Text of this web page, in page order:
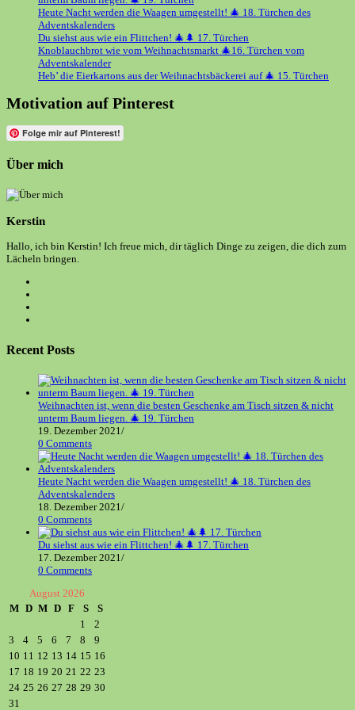
Heute Nacht werden die Waagen umgestellt! 🎄 18. Türchen des
Adventskalenders
Du siehst aus wie ein Flittchen! 🎄🌲 17. Türchen
Knoblauchbrot wie vom Weihnachtsmarkt 🎄16. Türchen vom
Adventskalender
Heb’ die Eierkartons aus der Weihnachtsbäckerei auf 🎄 15. Türchen
Motivation auf Pinterest
Folge mir auf Pinterest!
Über mich
Kerstin
Hallo, ich bin Kerstin! Ich freue mich, dir täglich Dinge zu zeigen, die dich zum
Lächeln bringen.
tab
new
tab
a
new
Recent Posts
Weihnachten ist, wenn die besten Geschenke am Tisch sitzen & nicht
unterm Baum liegen. 🎄 19. Türchen
19. Dezember 2021/
0 Comments
Heute Nacht werden die Waagen umgestellt! 🎄 18. Türchen des
Adventskalenders
18. Dezember 2021/
0 Comments
Du siehst aus wie ein Flittchen! 🎄🌲 17. Türchen
17. Dezember 2021/
0 Comments
August 2026
M D M D F S
S
1
2
3
4 5 6 7 8
9
10 11 12 13 14 15 16
17 18 19 20 21 22 23
24 25 26 27 28 29 30
31